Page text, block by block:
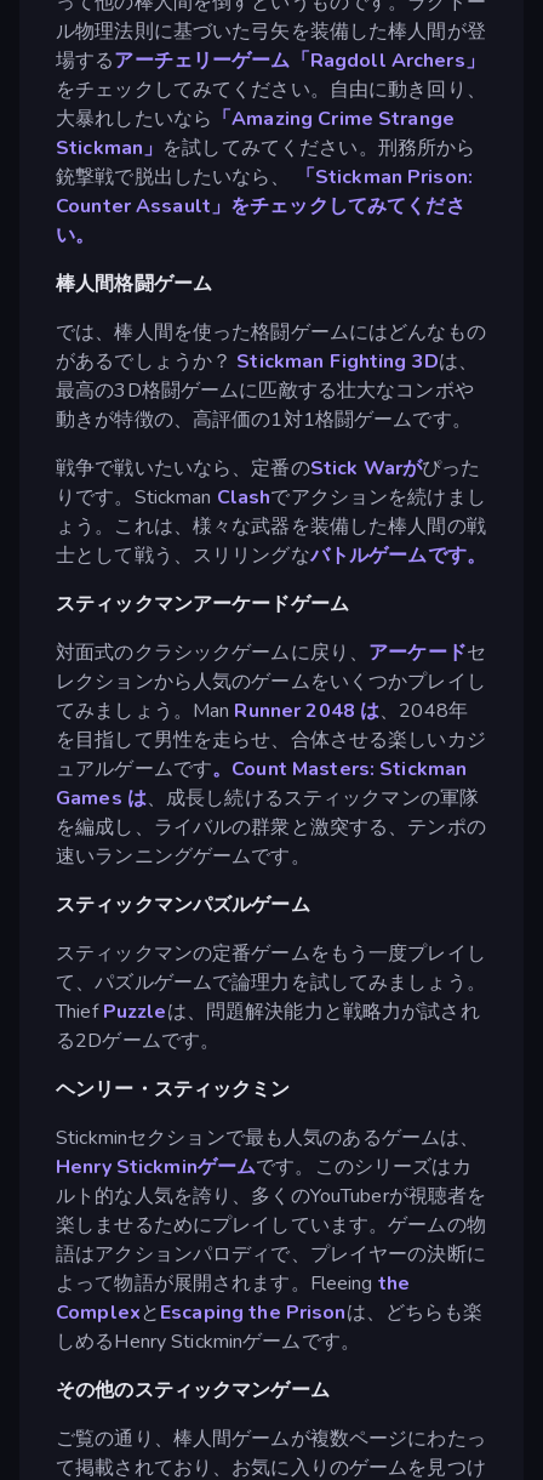
ル物理法則に基づいた弓矢を装備した棒人間が登
場するアーチェリーゲーム 「Ragdoll Archers」
をチェックしてみてください。自由に動き回り、
大暴れしたいなら 「Amazing Crime Strange
Stickman」 を試してみてください。刑務所から
銃撃戦で脱出したいなら、
「Stickman Prison:
Counter Assault」をチェックしてみてくださ
い。
棒人間格闘ゲーム
では、棒人間を使った格闘ゲームにはどんなもの
があるでしょうか？ Stickman Fighting 3Dは、
最高の3D格闘ゲームに匹敵する壮大なコンボや
動きが特徴の、高評価の1対1格闘ゲームです。
戦争で戦いたいなら、定番のStick Warがぴった
りです。Stickman Clashでアクションを続けまし
ょう。これは、様々な武器を装備した棒人間の戦
士として戦う、スリリングなバトルゲームです。
スティックマンアーケードゲーム
対面式のクラシックゲームに戻り、 アーケードセ
レクションから人気のゲームをいくつかプレイし
てみましょう。Man Runner 2048 は、2048年
を目指して男性を走らせ、合体させる楽しいカジ
ュアルゲームです。Count Masters: Stickman
Games は、成長し続けるスティックマンの軍隊
を編成し、ライバルの群衆と激突する、テンポの
速いランニングゲームです。
スティックマンパズルゲーム
スティックマンの定番ゲームをもう一度プレイし
て、パズルゲームで論理力を試してみましょう。
ThiefPuzzleは、問題解決能力と戦略力が試され
る2Dゲームです。
ヘンリー・スティックミン
Stickminセクションで最も人気のあるゲームは、
Henry Stickminゲームです。このシリーズはカ
ルト的な人気を誇り、多くのYouTuberが視聴者を
楽しませるためにプレイしています。ゲームの物
語はアクションパロディで、プレイヤーの決断に
よって物語が展開されます。Fleeing the
ComplexとEscaping the Prisonは、どちらも楽
しめるHenry Stickminゲームです。
その他のスティックマンゲーム
ご覧の通り、棒人間ゲームが複数ページにわたっ
て掲載されており、お気に入りのゲームを見つけ